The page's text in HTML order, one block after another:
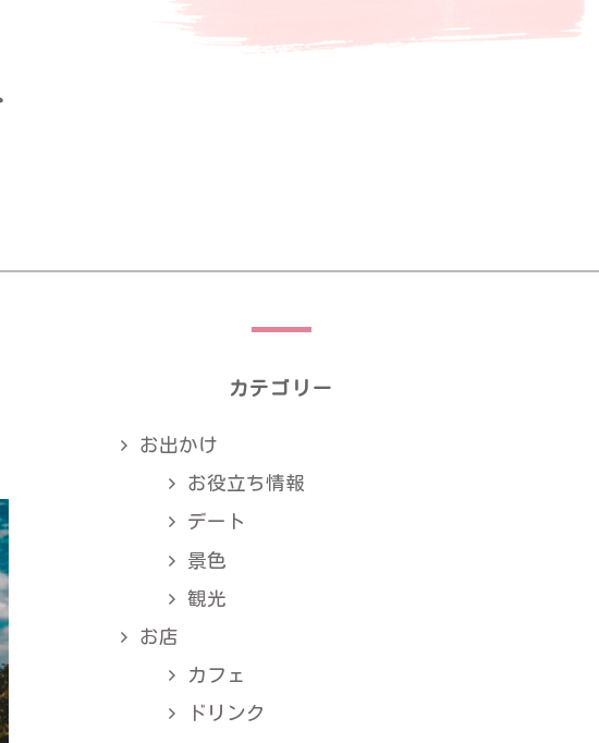
カテゴリー
お出かけ
お役立ち情報
デート
景色
観光
お店
カフェ
ドリンク